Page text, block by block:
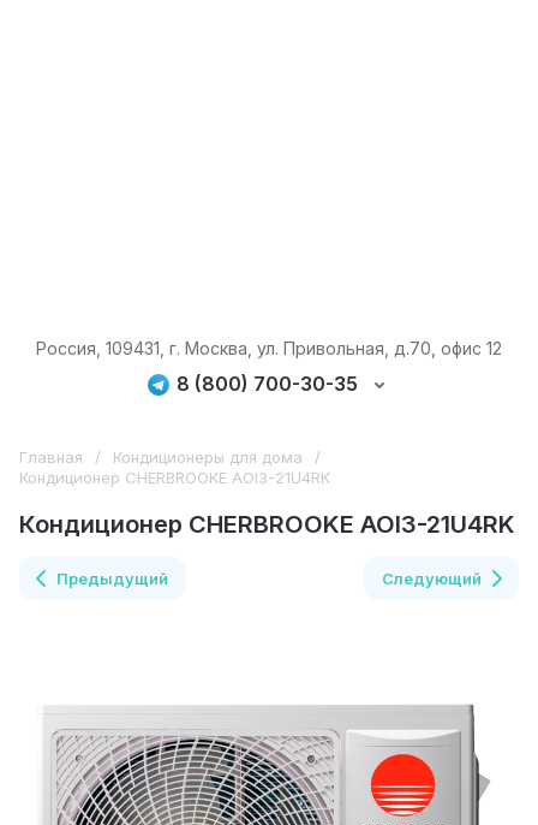
Россия, 109431, г. Москва, ул. Привольная, д.70, офис 12
8 (800) 700-30-35
Главная / Кондиционеры для дома
/
Кондиционер CHERBROOKE AOI3-21U4RK
Кондиционер CHERBROOKE AOI3-21U4RK
Предыдущий Следующий